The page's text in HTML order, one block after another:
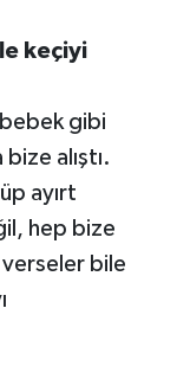
keçiyi
gibi
alıştı.
ayırt
hep bize
bile